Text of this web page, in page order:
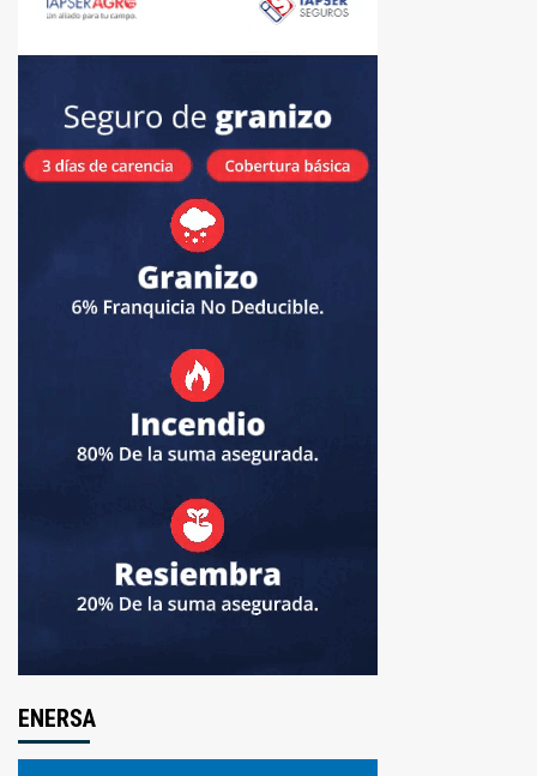
ENERSA